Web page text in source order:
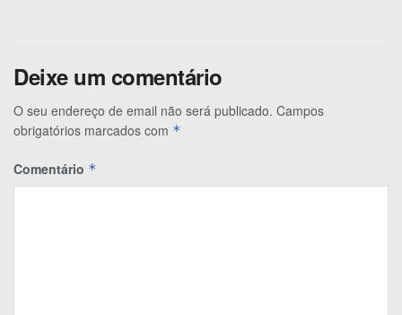
Deixe um comentário
O seu endereço de email não será publicado. Campos
obrigatórios marcados com *
Comentário *